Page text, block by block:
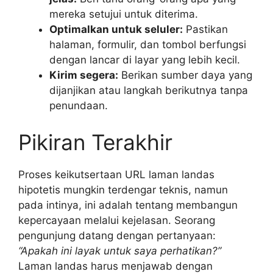
mereka setujui untuk diterima.
Optimalkan untuk seluler: Pastikan
halaman, formulir, dan tombol berfungsi
dengan lancar di layar yang lebih kecil.
Kirim segera: Berikan sumber daya yang
dijanjikan atau langkah berikutnya tanpa
penundaan.
Pikiran Terakhir
Proses keikutsertaan URL laman landas
hipotetis mungkin terdengar teknis, namun
pada intinya, ini adalah tentang membangun
kepercayaan melalui kejelasan. Seorang
pengunjung datang dengan pertanyaan:
“Apakah ini layak untuk saya perhatikan?”
Laman landas harus menjawab dengan